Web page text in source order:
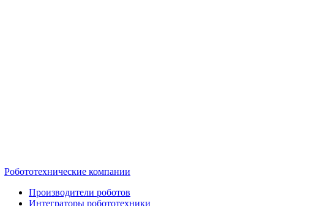
Робототехнические компании
Производители роботов
Интеграторы робототехники